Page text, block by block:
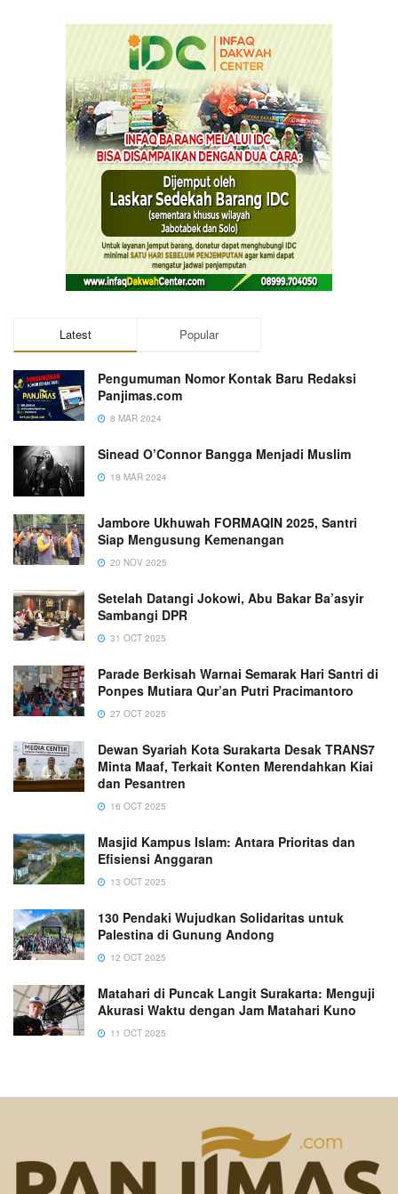
Latest Popular
Pengumuman Nomor Kontak Baru Redaksi
Panjimas.com
8 MAR 2024
Sinead O’Connor Bangga Menjadi Muslim
18 MAR 2024
Jambore Ukhuwah FORMAQIN 2025, Santri
Siap Mengusung Kemenangan
20 NOV 2025
Setelah Datangi Jokowi, Abu Bakar Ba’asyir
Sambangi DPR
31 OCT 2025
Parade Berkisah Warnai Semarak Hari Santri di
Ponpes Mutiara Qur’an Putri Pracimantoro
27 OCT 2025
Dewan Syariah Kota Surakarta Desak TRANS7
Minta Maaf, Terkait Konten Merendahkan Kiai
dan Pesantren
16 OCT 2025
Masjid Kampus Islam: Antara Prioritas dan
Efisiensi Anggaran
13 OCT 2025
130 Pendaki Wujudkan Solidaritas untuk
Palestina di Gunung Andong
12 OCT 2025
Matahari di Puncak Langit Surakarta: Menguji
Akurasi Waktu dengan Jam Matahari Kuno
11 OCT 2025